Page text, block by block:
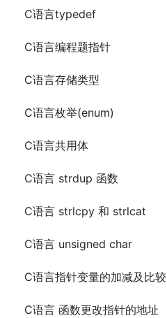
C语言typedef
C语言编程题指针
C语言存储类型
C语言枚举(enum)
C语言共用体
C语言 strdup 函数
C语言 strlcpy 和 strlcat
C语言 unsigned char
C语言指针变量的加减及比较
C语言 函数更改指针的地址